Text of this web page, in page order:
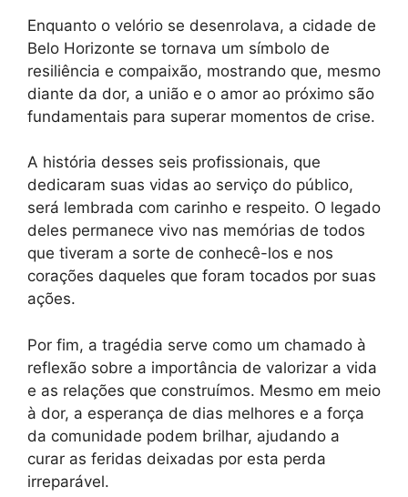
Enquanto o velório se desenrolava, a cidade de
Belo Horizonte se tornava um símbolo de
resiliência e compaixão, mostrando que, mesmo
diante da dor, a união e o amor ao próximo são
fundamentais para superar momentos de crise.
A história desses seis profissionais, que
dedicaram suas vidas ao serviço do público,
será lembrada com carinho e respeito. O legado
deles permanece vivo nas memórias de todos
que tiveram a sorte de conhecê-los e nos
corações daqueles que foram tocados por suas
ações.
Por fim, a tragédia serve como um chamado à
reflexão sobre a importância de valorizar a vida
e as relações que construímos. Mesmo em meio
à dor, a esperança de dias melhores e a força
da comunidade podem brilhar, ajudando a
curar as feridas deixadas por esta perda
irreparável.